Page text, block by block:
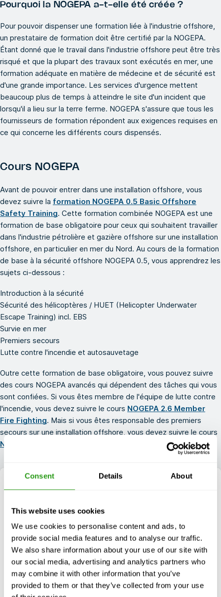
Consent Details About
This website uses cookies
We use cookies to personalise content and ads, to
provide social media features and to analyse our traffic.
We also share information about your use of our site with
our social media, advertising and analytics partners who
may combine it with other information that you’ve
provided to them or that they’ve collected from your use
Pourquoi la NOGEPA a-t-elle été créée ?
Pour pouvoir dispenser une formation liée à l'industrie offshore,
un prestataire de formation doit être certifié par la NOGEPA.
Étant donné que le travail dans l'industrie offshore peut être très
risqué et que la plupart des travaux sont exécutés en mer, une
formation adéquate en matière de médecine et de sécurité est
d'une grande importance. Les services d'urgence mettent
beaucoup plus de temps à atteindre le site d'un incident que
lorsqu'il a lieu sur la terre ferme. NOGEPA s'assure que tous les
fournisseurs de formation répondent aux exigences requises en
ce qui concerne les différents cours dispensés.
Cours NOGEPA
Avant de pouvoir entrer dans une installation offshore, vous
devez suivre la formation NOGEPA 0.5 Basic Offshore
Safety Training. Cette formation combinée NOGEPA est une
formation de base obligatoire pour ceux qui souhaitent travailler
dans l'industrie pétrolière et gazière offshore sur une installation
offshore, en particulier en mer du Nord. Au cours de la formation
de base à la sécurité offshore NOGEPA 0.5, vous apprendrez les
sujets ci-dessous :
Introduction à la sécurité
Sécurité des hélicoptères / HUET (Helicopter Underwater
Escape Training) incl. EBS
Survie en mer
Premiers secours
Lutte contre l'incendie et autosauvetage
Outre cette formation de base obligatoire, vous pouvez suivre
des cours NOGEPA avancés qui dépendent des tâches qui vous
sont confiées. Si vous êtes membre de l'équipe de lutte contre
l'incendie, vous devez suivre le cours NOGEPA 2.6 Member
Fire Fighting. Mais si vous êtes responsable des premiers
secours sur une installation offshore, vous devez suivre le cours
NOGEPA 2.2 Offshore First aid